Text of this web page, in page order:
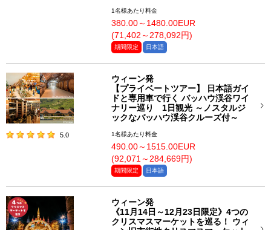
1名様あたり料金
380.00～1480.00EUR
(71,402～278,092円)
期間限定 日本語
5.0
ウィーン発
【プライベートツアー】 日本語ガイ
ドと専用車で行く バッハウ渓谷ワイ
ナリー巡り 1日観光 ～ノスタルジ
ックなバッハウ渓谷クルーズ付～
1名様あたり料金
490.00～1515.00EUR
(92,071～284,669円)
期間限定 日本語
ウィーン発
《11月14日～12月23日限定》4つの
クリスマスマーケットを巡る！ ウィ